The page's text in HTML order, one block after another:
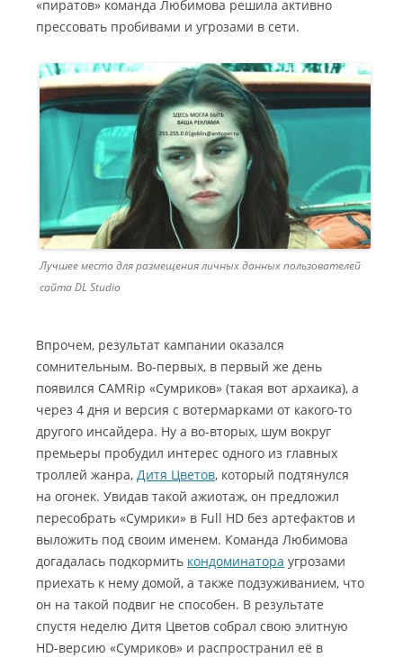
«пиратов» команда Любимова решила активно
прессовать пробивами и угрозами в сети.
Лучшее место для размещения личных данных пользователей
сайта DL Studio
Впрочем, результат кампании оказался
сомнительным. Во-первых, в первый же день
появился CAMRip «Сумриков» (такая вот архаика), а
через 4 дня и версия с вотермарками от какого-то
другого инсайдера. Ну а во-вторых, шум вокруг
премьеры пробудил интерес одного из главных
троллей жанра, Дитя Цветов, который подтянулся
на огонек. Увидав такой ажиотаж, он предложил
пересобрать «Сумрики» в Full HD без артефактов и
выложить под своим именем. Команда Любимова
догадалась подкормить кондоминатора угрозами
приехать к нему домой, а также подзуживанием, что
он на такой подвиг не способен. В результате
спустя неделю Дитя Цветов собрал свою элитную
HD-версию «Сумриков» и распространил её в